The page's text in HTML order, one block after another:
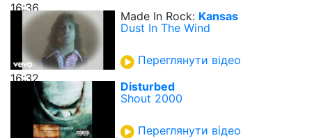
16:36
16:32
Made In Rock: Kansas
Dust In The Wind
Переглянути відео
Disturbed
Shout 2000
Переглянути відео